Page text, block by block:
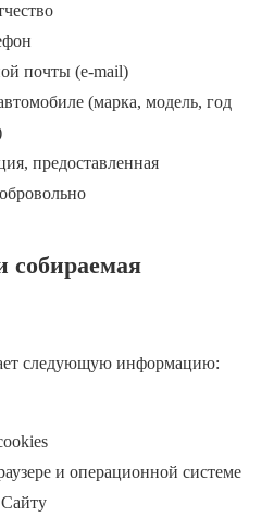
почты (e-mail)
(марка, модель, год
предоставленная
собираемая
следующую информацию:
и операционной системе